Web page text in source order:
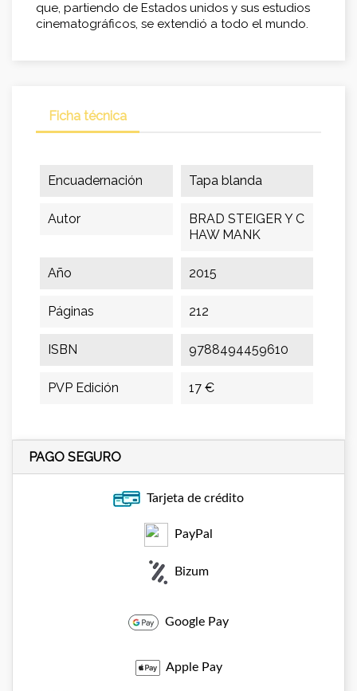
que, partiendo de Estados unidos y sus estudios
cinematográficos, se extendió a todo el mundo.
Ficha técnica
Encuadernación Tapa blanda
Autor
BRAD STEIGER Y C
HAW MANK
Año 2015
Páginas 212
ISBN 9788494459610
PVP Edición 17 €
PAGO SEGURO
Tarjeta de crédito
PayPal
Bizum
Google Pay
Apple Pay